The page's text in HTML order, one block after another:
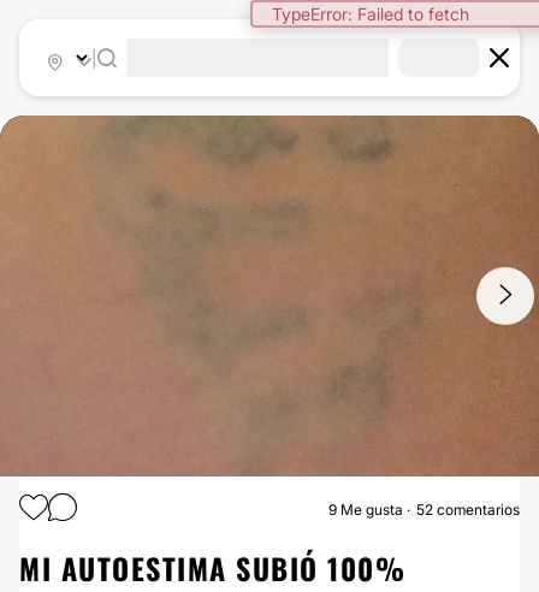
BORRAR TATUAJES
9 Me gusta 52 comentarios
MI AUTOESTIMA SUBIÓ 100%